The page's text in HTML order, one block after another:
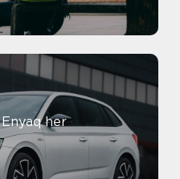
her